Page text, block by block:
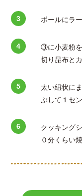
ボールにラ
③に小麦粉
切り昆布と
太い紐状に
ぶして１セ
クッキング
０分くらい焼